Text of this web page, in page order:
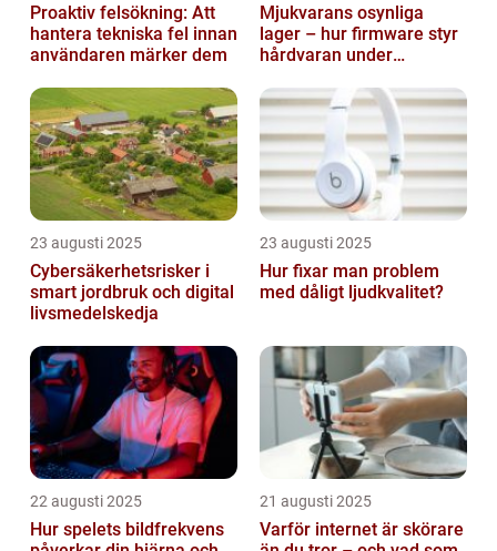
Proaktiv felsökning: Att
hantera tekniska fel innan
användaren märker dem
Mjukvarans osynliga
lager – hur firmware styr
hårdvaran under
23 augusti 2025
Cybersäkerhetsrisker i
smart jordbruk och digital
livsmedelskedja
23 augusti 2025
Hur fixar man problem
med dåligt ljudkvalitet?
22 augusti 2025
Hur spelets bildfrekvens
21 augusti 2025
Varför internet är skörare